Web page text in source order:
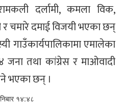
दर्लामी, कमला विक,
र चमारे दमाई विजयी भएका छन्
गाउँकार्यपालिकामा एमालेका
जना तथा कांग्रेस र माओवादी
भएका छन् ।
१४:४८